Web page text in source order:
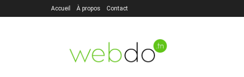
Accueil À propos Contact